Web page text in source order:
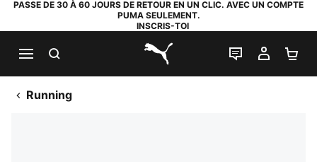
PASSE DE 30 À 60 JOURS DE RETOUR EN UN CLIC. AVEC UN COMPTE
PUMA SEULEMENT.
INSCRIS-TOI
PUMA.com
LIVE CHAT
MON
Running